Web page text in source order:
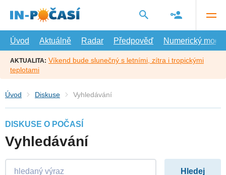
hlavní
Úvod
Aktuálně Radar Předpověď Numerický model
AKTUALITA: Víkend bude slunečný s letními, zítra i tropickými
teplotami
Úvod Diskuse Vyhledávání
DISKUSE O POČASÍ
Vyhledávání